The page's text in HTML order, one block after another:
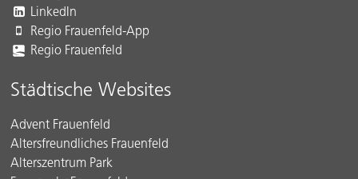
LinkedIn
Regio Frauenfeld-App
Regio Frauenfeld
Städtische Websites
Advent Frauenfeld
Altersfreundliches Frauenfeld
Alterszentrum Park